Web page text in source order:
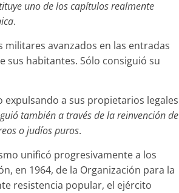
uno de los capítulos realmente
.
militares avanzados en las entradas
sus habitantes. Sólo consiguió su
expulsando a sus propietarios legales
también a través de la reinvención de
o judíos puros.
unificó progresivamente a los
en 1964, de la Organización para la
resistencia popular, el ejército